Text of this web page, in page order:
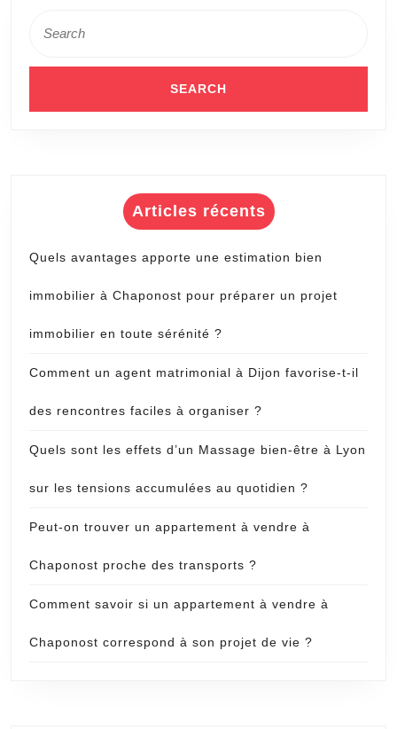
for:
Articles récents
Quels avantages apporte une estimation bien
immobilier à Chaponost pour préparer un projet
immobilier en toute sérénité ?
Comment un agent matrimonial à Dijon favorise-t-il
des rencontres faciles à organiser ?
Quels sont les effets d’un Massage bien-être à Lyon
sur les tensions accumulées au quotidien ?
Peut-on trouver un appartement à vendre à
Chaponost proche des transports ?
Comment savoir si un appartement à vendre à
Chaponost correspond à son projet de vie ?